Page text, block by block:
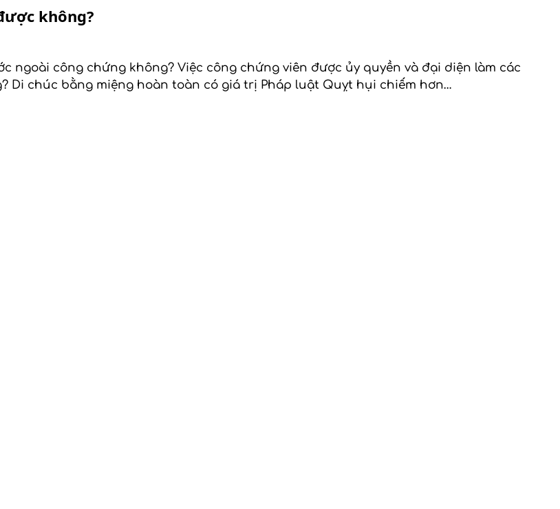
không?
ngoài công chứng không? Việc công chứng viên được ủy quyền và đại diện làm các
chúc bằng miệng hoàn toàn có giá trị Pháp luật Quỵt hụi chiếm hơn…